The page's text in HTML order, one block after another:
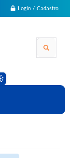
Login / Cadastro